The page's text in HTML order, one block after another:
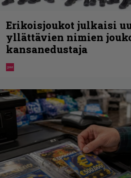
Erikoisjoukot julkaisi
yllättävien nimien
kansanedustaja